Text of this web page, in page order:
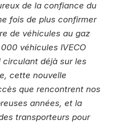
de la confiance du
fois de plus confirmer
de véhicules au gaz
véhicules IVECO
déjà sur les
cette nouvelle
que rencontrent nos
années, et la
transporteurs pour